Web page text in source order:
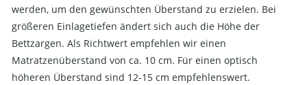
werden, um den gewünschten Überstand zu erzielen. Bei
größeren Einlagetiefen ändert sich auch die Höhe der
Bettzargen. Als Richtwert empfehlen wir einen
Matratzenüberstand von ca. 10 cm. Für einen optisch
höheren Überstand sind 12-15 cm empfehlenswert.